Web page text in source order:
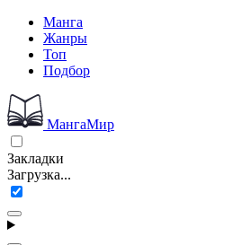
Манга
Жанры
Топ
Подбор
МангаМир
Закладки
Загрузка...